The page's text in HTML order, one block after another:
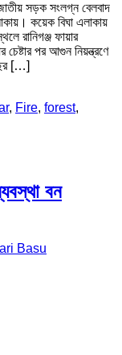
সড়ক সংলগ্ন বেলবাদ
কয়েক বিঘা এলাকায়
রানিগঞ্জ ফায়ার
পর আগুন নিয়ন্ত্রণে
[…]
, Fire, forest,
বন
Basu